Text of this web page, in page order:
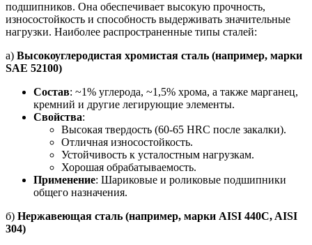
подшипников. Она обеспечивает высокую прочность,
износостойкость и способность выдерживать значительные
нагрузки. Наиболее распространенные типы сталей:
а) Высокоуглеродистая хромистая сталь (например, марки
SAE 52100)
Состав: ~1% углерода, ~1,5% хрома, а также марганец,
кремний и другие легирующие элементы.
Свойства:
Высокая твердость (60-65 HRC после закалки).
Отличная износостойкость.
Устойчивость к усталостным нагрузкам.
Хорошая обрабатываемость.
Применение: Шариковые и роликовые подшипники
общего назначения.
б) Нержавеющая сталь (например, марки AISI 440C, AISI
304)